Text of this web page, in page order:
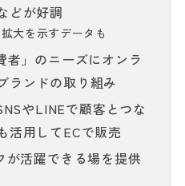
どが好調
大を示すデータも
者」のニーズにオンラ
ランドの取り組み
やLINEで顧客とつな
活用してECで販売
が活躍できる場を提供